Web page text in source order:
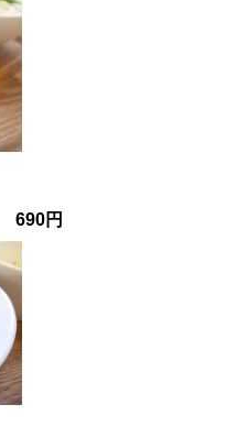
690円